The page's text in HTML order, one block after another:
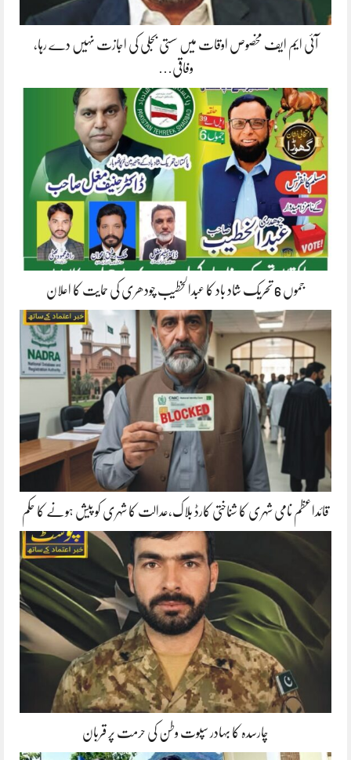
آئی ایم ایف مخصوص اوقات میں سستی بجلی کی اجازت نہیں دے رہا،
وفاقی…
جموں 6 تحریک شاد باد کا عبدالخطیب چودھری کی حمایت کا اعلان
قائداعظم نامی شہری کا شناختی کارڈ بلاک،عدالت کا شہری کو پیش ہونے کا حکم
چارسدہ کا بہادر سپوت وطن کی حرمت پر قربان